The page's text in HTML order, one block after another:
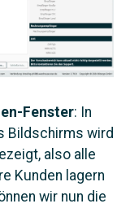
Fenster: In
Bildschirms wird
also alle
Kunden lagern
wir nun die